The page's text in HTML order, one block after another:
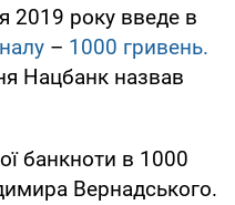
2019 року введе в
– 1000 гривень.
Нацбанк назвав
банкноти в 1000
Вернадського.